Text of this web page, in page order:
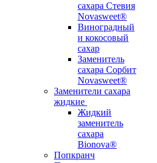
сахара Стевия
Novasweet®
Виноградный
и кокосовый
сахар
Заменитель
сахара Сорбит
Novasweet®
Заменители сахара
жидкие
Жидкий
заменитель
сахара
Bionova®
Попкранч